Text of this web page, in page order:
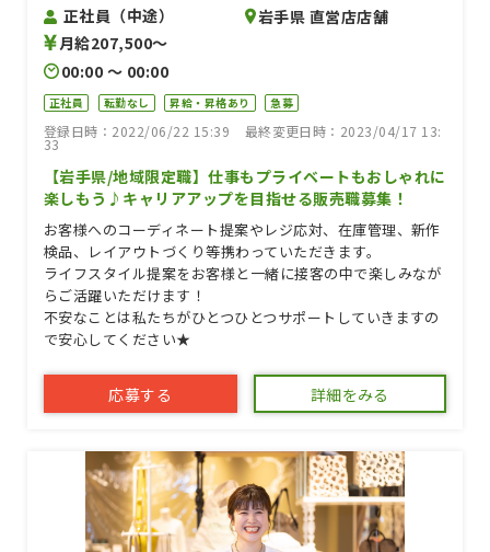
正社員（中途）
月給207,500〜
00:00 〜 00:00
岩手県 直営店店舗
正社員 転勤なし 昇給・昇格あり 急募
登録日時：2022/06/22 15:39 最終変更日時：2023/04/17 13:
33
【岩手県/地域限定職】仕事もプライベートもおしゃれに
楽しもう♪キャリアアップを目指せる販売職募集！
お客様へのコーディネート提案やレジ応対、在庫管理、新作
検品、レイアウトづくり等携わっていただきます。
ライフスタイル提案をお客様と一緒に接客の中で楽しみなが
らご活躍いただけます！
不安なことは私たちがひとつひとつサポートしていきますの
で安心してください★
応募する 詳細をみる